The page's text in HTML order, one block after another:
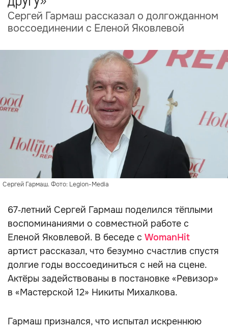
Сергей Гармаш рассказал о долгожданном
воссоединении с Еленой Яковлевой
Сергей Гармаш. Фото: Legion-Media
67‑летний Сергей Гармаш поделился тёплыми
воспоминаниями о совместной работе с
Еленой Яковлевой. В беседе с WomanHit
артист рассказал, что безумно счастлив спустя
долгие годы воссоединиться с ней на сцене.
Актёры задействованы в постановке «Ревизор»
в «Мастерской 12» Никиты Михалкова.
Гармаш признался, что испытал искреннюю